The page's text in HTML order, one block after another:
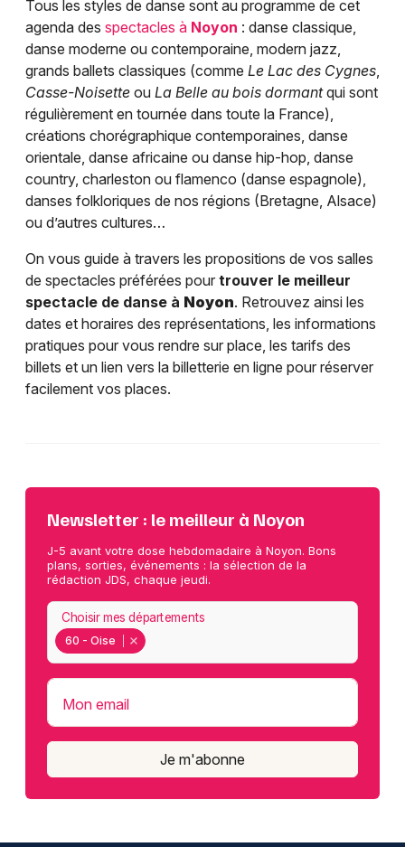
Tous les styles de danse sont au programme de cet
agenda des spectacles à Noyon : danse classique,
danse moderne ou contemporaine, modern jazz,
grands ballets classiques (comme Le Lac des Cygnes,
Casse-Noisette ou La Belle au bois dormantqui sont
régulièrement en tournée dans toute la France),
créations chorégraphique contemporaines, danse
orientale, danse africaine ou danse hip-hop, danse
country, charleston ou flamenco (danse espagnole),
danses folkloriques de nos régions (Bretagne, Alsace)
ou d’autres cultures…
On vous guide à travers les propositions de vos salles
de spectacles préférées pour trouver le meilleur
spectacle de danse à Noyon. Retrouvez ainsi les
dates et horaires des représentations, les informations
pratiques pour vous rendre sur place, les tarifs des
billets et un lien vers la billetterie en ligne pour réserver
facilement vos places.
Newsletter : le meilleur à Noyon
J-5 avant votre dose hebdomadaire à Noyon. Bons
plans, sorties, événements : la sélection de la
rédaction JDS, chaque jeudi.
60 - Oise
Choisir mes départements
Mon email
Je m'abonne